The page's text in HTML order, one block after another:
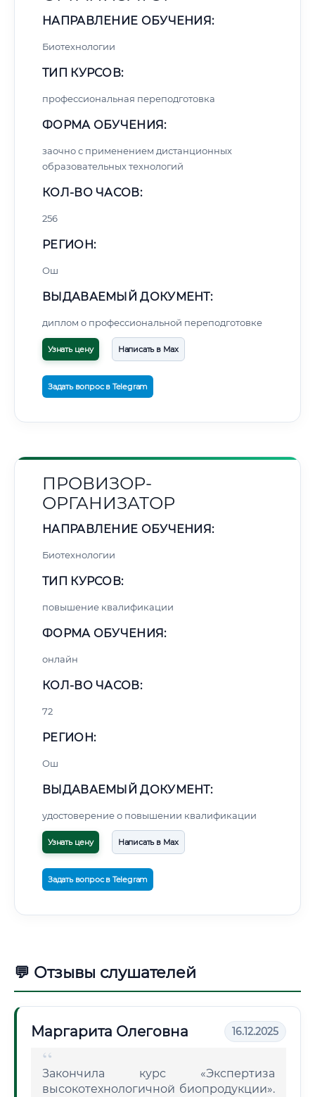
НАПРАВЛЕНИЕ ОБУЧЕНИЯ:
Биотехнологии
ТИП КУРСОВ:
профессиональная переподготовка
ФОРМА ОБУЧЕНИЯ:
заочно с применением дистанционных
образовательных технологий
КОЛ-ВО ЧАСОВ:
256
РЕГИОН:
Ош
ВЫДАВАЕМЫЙ ДОКУМЕНТ:
диплом о профессиональной переподготовке
Узнать цену Написать в Max
Задать вопрос в Telegram
ПРОВИЗОР-
ОРГАНИЗАТОР
НАПРАВЛЕНИЕ ОБУЧЕНИЯ:
Биотехнологии
ТИП КУРСОВ:
повышение квалификации
ФОРМА ОБУЧЕНИЯ:
онлайн
КОЛ-ВО ЧАСОВ:
72
РЕГИОН:
Ош
ВЫДАВАЕМЫЙ ДОКУМЕНТ:
удостоверение о повышении квалификации
Узнать цену Написать в Max
Задать вопрос в Telegram
💬 Отзывы слушателей
Маргарита Олеговна 16.12.2025
Закончила курс «Экспертиза
высокотехнологичной биопродукции».